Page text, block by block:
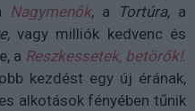
Nagymenők, a Tortúra, a
vagy milliók kedvenc és
a Reszkessetek, betörők!.
kezdést egy új érának,
alkotások fényében tűnik